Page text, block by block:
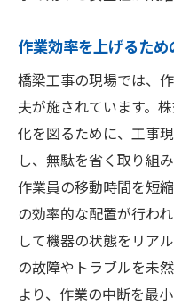
作業効率を上げるため
橋梁工事の現場では、
夫が施されています。
化を図るために、工事
し、無駄を省く取り組
作業員の移動時間を短
の効率的な配置が行わ
して機器の状態をリア
の故障やトラブルを未
より、作業の中断を最